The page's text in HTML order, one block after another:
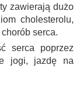
zawierają dużo
cholesterolu,
serca.
serca poprzez
jogi, jazdę na